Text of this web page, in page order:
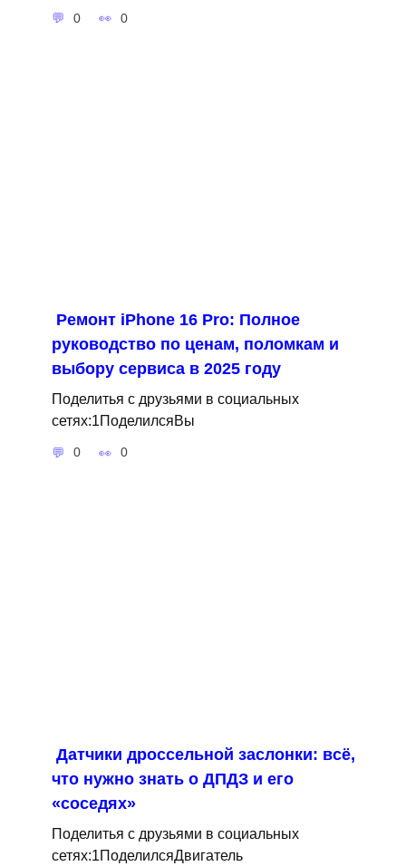
0 0
Ремонт iPhone 16 Pro: Полное
руководство по ценам, поломкам и
выбору сервиса в 2025 году
Поделитья с друзьями в социальных
сетях:1ПоделилсяВы
0 0
Датчики дроссельной заслонки: всё,
что нужно знать о ДПДЗ и его
«соседях»
Поделитья с друзьями в социальных
сетях:1ПоделилсяДвигатель